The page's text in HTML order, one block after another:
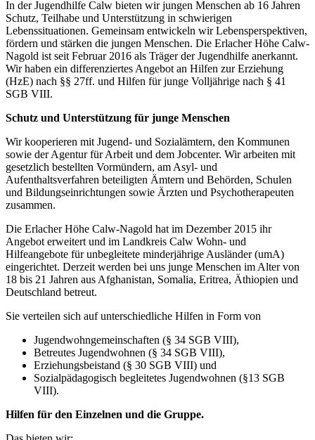
In der Jugendhilfe Calw bieten wir jungen Menschen ab 16 Jahren
Schutz, Teilhabe und Unterstützung in schwierigen
Lebenssituationen. Gemeinsam entwickeln wir Lebensperspektiven,
fördern und stärken die jungen Menschen. Die Erlacher Höhe Calw-
Nagold ist seit Februar 2016 als Träger der Jugendhilfe anerkannt.
Wir haben ein differenziertes Angebot an Hilfen zur Erziehung
(HzE) nach §§ 27ff. und Hilfen für junge Volljährige nach § 41
SGB VIII.
Schutz und Unterstützung für junge Menschen
Wir kooperieren mit Jugend- und Sozialämtern, den Kommunen
sowie der Agentur für Arbeit und dem Jobcenter. Wir arbeiten mit
gesetzlich bestellten Vormündern, am Asyl- und
Aufenthaltsverfahren beteiligten Ämtern und Behörden, Schulen
und Bildungseinrichtungen sowie Ärzten und Psychotherapeuten
zusammen.
Die Erlacher Höhe Calw-Nagold hat im Dezember 2015 ihr
Angebot erweitert und im Landkreis Calw Wohn- und
Hilfeangebote für unbegleitete minderjährige Ausländer (umA)
eingerichtet. Derzeit werden bei uns junge Menschen im Alter von
18 bis 21 Jahren aus Afghanistan, Somalia, Eritrea, Äthiopien und
Deutschland betreut.
Sie verteilen sich auf unterschiedliche Hilfen in Form von
Jugendwohngemeinschaften (§ 34 SGB VIII),
Betreutes Jugendwohnen (§ 34 SGB VIII),
Erziehungsbeistand (§ 30 SGB VIII) und
Sozialpädagogisch begleitetes Jugendwohnen (§13 SGB
VIII).
Hilfen für den Einzelnen und die Gruppe.